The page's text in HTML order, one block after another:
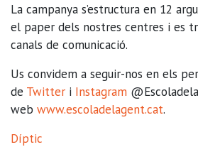
La campanya s’estructura en 12
el paper dels nostres centres i es
canals de comunicació.
Us convidem a seguir-nos en els
de Twitter i Instagram
web www.escoladelagent.cat.
Díptic